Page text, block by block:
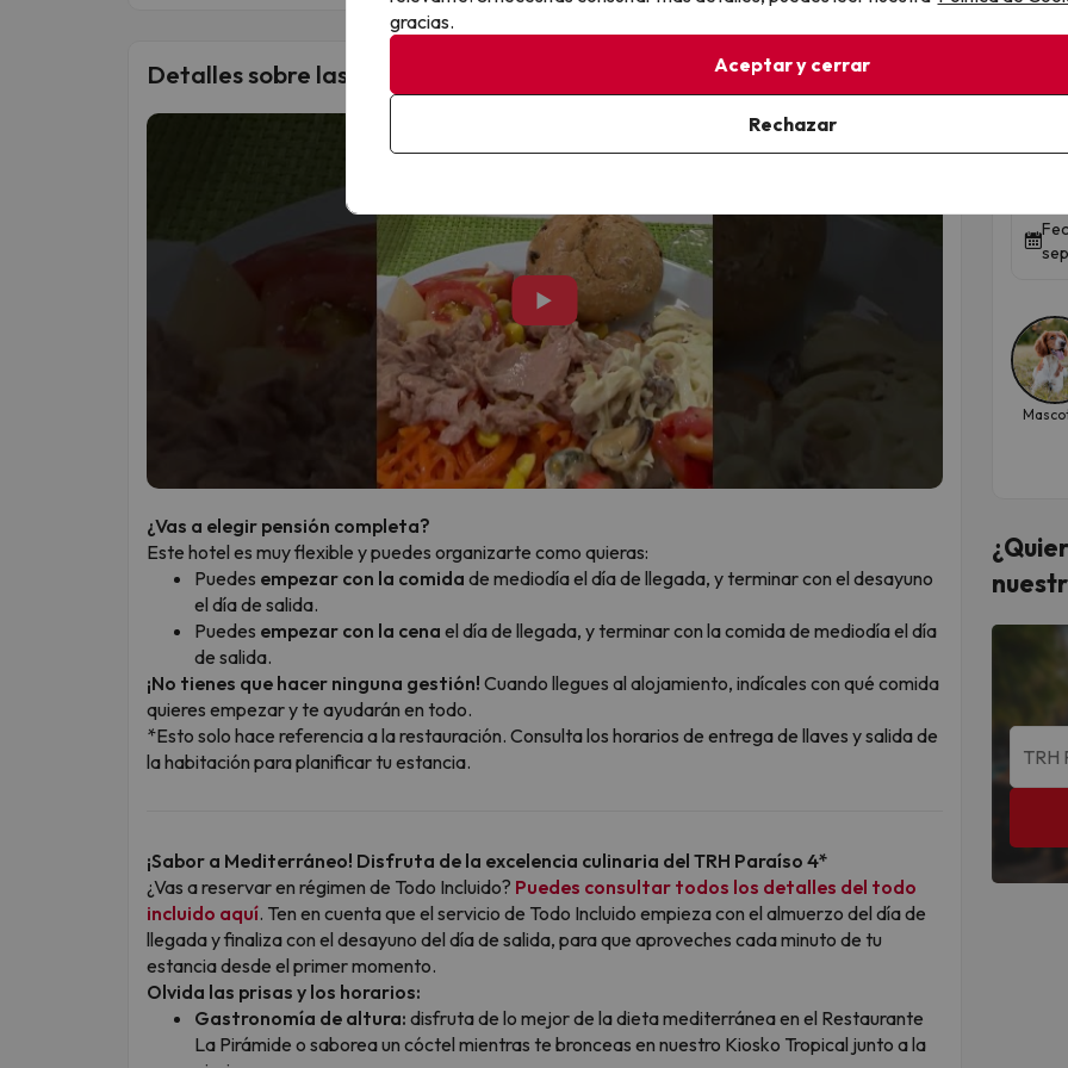
Detalles sobre las comidas
▶
¿Vas a elegir pensión completa?
Este hotel es muy flexible y puedes organizarte como quieras:
Puedes empezar con la comida de mediodía el día de llegada, y terminar con el desayuno
el día de salida.
Puedes empezar con la cena el día de llegada, y terminar con la comida de mediodía el día
de salida.
¡No tienes que hacer ninguna gestión! Cuando llegues al alojamiento, indícales con qué comida
quieres empezar y te ayudarán en todo.
*Esto solo hace referencia a la restauración. Consulta los horarios de entrega de llaves y salida de
la habitación para planificar tu estancia.
¡Sabor a Mediterráneo! Disfruta de la excelencia culinaria del TRH Paraíso 4*
¿Vas a reservar en régimen de Todo Incluido? Puedes consultar todos los detalles del todo
incluido aquí. Ten en cuenta que el servicio de Todo Incluido empieza con el almuerzo del día de
llegada y finaliza con el desayuno del día de salida, para que aproveches cada minuto de tu
estancia desde el primer momento.
Olvida las prisas y los horarios:
Gastronomía de altura: disfruta de lo mejor de la dieta mediterránea en el Restaurante
La Pirámide o saborea un cóctel mientras te bronceas en nuestro Kiosko Tropical junto a la
gracias.
Aceptar y cerrar
Rechazar